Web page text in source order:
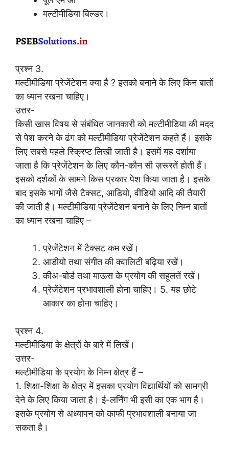
मल्टीमीडिया बिल्डर।
प्रश्न 3.
मल्टीमीडिया प्रेजेंटेशन क्या है ? इसको बनाने के लिए किन बातों
का ध्यान रखना चाहिए।
उत्तर-
किसी खास विषय से संबंधित जानकारी को मल्टीमीडिया की मदद
से पेश करने के ढंग को मल्टीमीडिया प्रेजेंटेशन कहते हैं। इसके
लिए सबसे पहले स्क्रिप्ट लिखी जाती है। इसमें यह दर्शाया
जाता है कि प्रेजेंटेशन के लिए कौन-कौन सी ज़रूरतें होती हैं।
इसको दर्शकों के सामने किस प्रकार पेश किया जाता है। इसके
बाद इसके भागों जैसे टैक्सट, आडियो, वीडियो आदि की तैयारी
की जाती है। मल्टीमीडिया प्रेजेंटेशन बनाने के लिए निम्न बातों
का ध्यान रखना चाहिए –
प्रेजेंटेशन में टैक्सट कम रखें।
आडीयो तथा संगीत की क्वालिटी बढ़िया रखें।
कीअ-बोर्ड तथा माऊस के प्रयोग की सहूलतें रखें।
प्रेजेंटेशन प्रभावशाली होना चाहिए। 5. यह छोटे
आकार का होना चाहिए।
प्रश्न 4.
मल्टीमीडिया के क्षेत्रों के बारे में लिखें।
उत्तर-
मल्टीमीडिया के प्रयोग के निम्न क्षेत्र हैं –
1. शिक्षा-शिक्षा के क्षेत्र में इसका प्रयोग विद्यार्थियों को सामग्री
देने के लिए किया जाता है। ई-लर्निंग भी इसी का एक भाग है।
इसके प्रयोग से अध्यापन को काफी प्रभावशाली बनाया जा
सकता है।